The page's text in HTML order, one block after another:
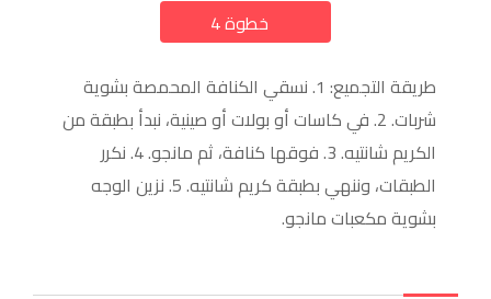
خطوة 4
طريقة التجميع: 1. نسقي الكنافة المحمصة بشوية
شربات. 2. في كاسات أو بولات أو صينية، نبدأ بطبقة من
الكريم شانتيه. 3. فوقها كنافة، ثم مانجو. 4. نكرر
الطبقات، وننهي بطبقة كريم شانتيه. 5. نزين الوجه
بشوية مكعبات مانجو.